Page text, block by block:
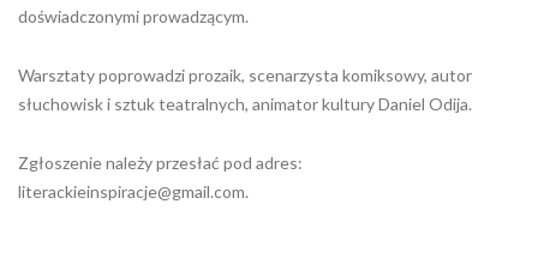
doświadczonymi prowadzącym.
Warsztaty poprowadzi prozaik, scenarzysta komiksowy, autor
słuchowisk i sztuk teatralnych, animator kultury Daniel Odija.
Zgłoszenie należy przesłać pod adres:
literackieinspiracje@gmail.com.